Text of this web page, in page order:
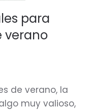
para
verano
de verano, la
muy valioso,